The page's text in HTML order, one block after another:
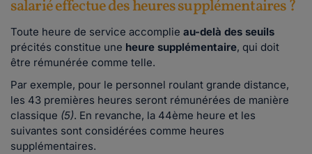
salarié effectue des heures supplémentaires ?
Toute heure de service accomplie au-delà des seuils
précités constitue une heure supplémentaire, qui doit
être rémunérée comme telle.
Par exemple, pour le personnel roulant grande distance,
les 43 premières heures seront rémunérées de manière
classique (5). En revanche, la 44ème heure et les
suivantes sont considérées comme heures
supplémentaires.